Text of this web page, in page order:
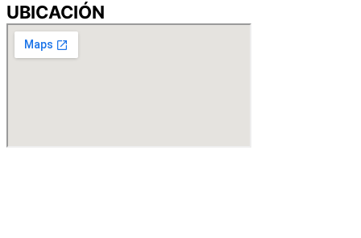
UBICACIÓN